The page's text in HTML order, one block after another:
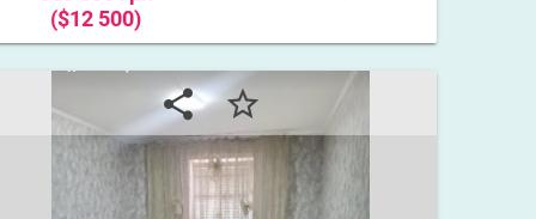
($12 500)
share star_border